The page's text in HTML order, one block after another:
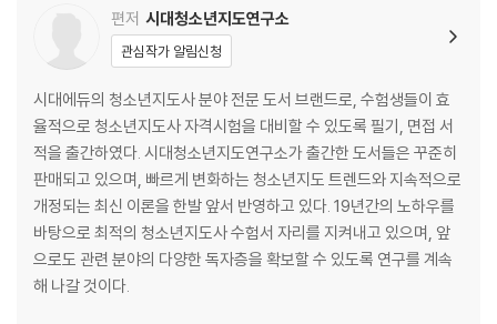
08 청소년복지
· PART 3 면접 기출문제 모음
2008~2025년 면접 기출문제
· PART 4 부 록
01 면접에 잘 나오는 시사상식
02 면접에 잘 나오는 청소년 관련 정보
편저 시대청소년지도연구소
관심작가 알림신청
시대에듀의 청소년지도사 분야 전문 도서 브랜드로, 수험생들이 효
율적으로 청소년지도사 자격시험을 대비할 수 있도록 필기, 면접 서
적을 출간하였다. 시대청소년지도연구소가 출간한 도서들은 꾸준히
판매되고 있으며, 빠르게 변화하는 청소년지도 트렌드와 지속적으로
개정되는 최신 이론을 한발 앞서 반영하고 있다. 19년간의 노하우를
바탕으로 최적의 청소년지도사 수험서 자리를 지켜내고 있으며, 앞
으로도 관련 분야의 다양한 독자층을 확보할 수 있도록 연구를 계속
해 나갈 것이다.